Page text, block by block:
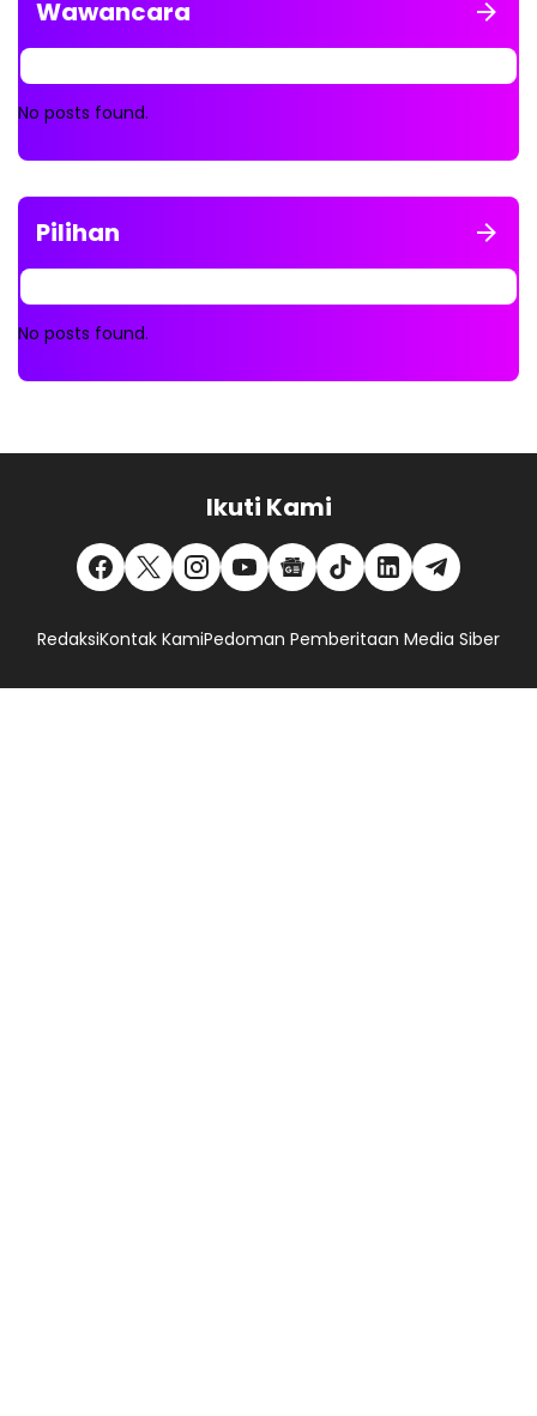
Wawancara
No posts found.
Pilihan
No posts found.
Ikuti Kami
RedaksiKontak KamiPedoman Pemberitaan Media Siber